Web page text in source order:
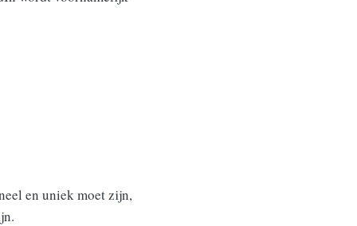
en uniek moet zijn,